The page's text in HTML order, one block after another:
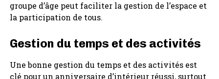
groupe d’âge peut faciliter la gestion de l’espace et
la participation de tous.
Gestion du temps et des activités
Une bonne gestion du temps et des activités est
clé pour un anniversaire d’intérieur réussi, surtout